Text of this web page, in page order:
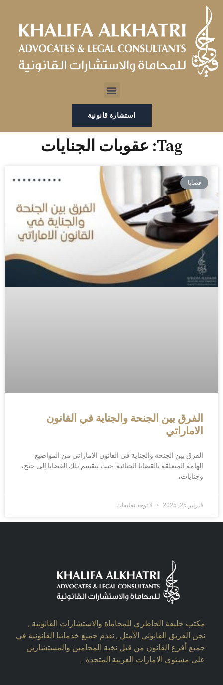
تخطي
المحتوى
Menu
استشارة قانونية
Tag: عقوبات الجنايات
قضايا
الفرق بين الجنحة والجناية في القانون
الاماراتي
الفرق بين الجنحة والجناية في القانون الاماراتي من المواضيع
الهامة المتعلقة بالقضايا الجنائية. حيث تنقسم تلك القضايا إلى جنح،
وجنايات،
فبراير 25, 2025 لا توجد تعليقات
مكتب خليفة الخاطري للمحاماة والاستشارات القانونية ,
نحن الفريق القانوني الأمثل , نقدم جميع خدماتنا القانونية في
جميع أفرع القانون من قبل نخبة المحامين والمستشارين
على مستوى الامارات العربية المتحدة .